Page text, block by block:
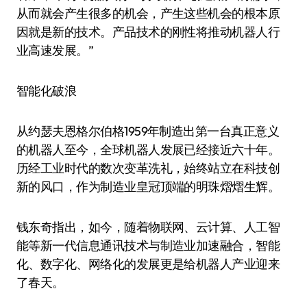
从而就会产生很多的机会，产生这些机会的根本原
因就是新的技术。产品技术的刚性将推动机器人行
业高速发展。”
智能化破浪
从约瑟夫恩格尔伯格1959年制造出第一台真正意义
的机器人至今，全球机器人发展已经接近六十年。
历经工业时代的数次变革洗礼，始终站立在科技创
新的风口，作为制造业皇冠顶端的明珠熠熠生辉。
钱东奇指出，如今，随着物联网、云计算、人工智
能等新一代信息通讯技术与制造业加速融合，智能
化、数字化、网络化的发展更是给机器人产业迎来
了春天。